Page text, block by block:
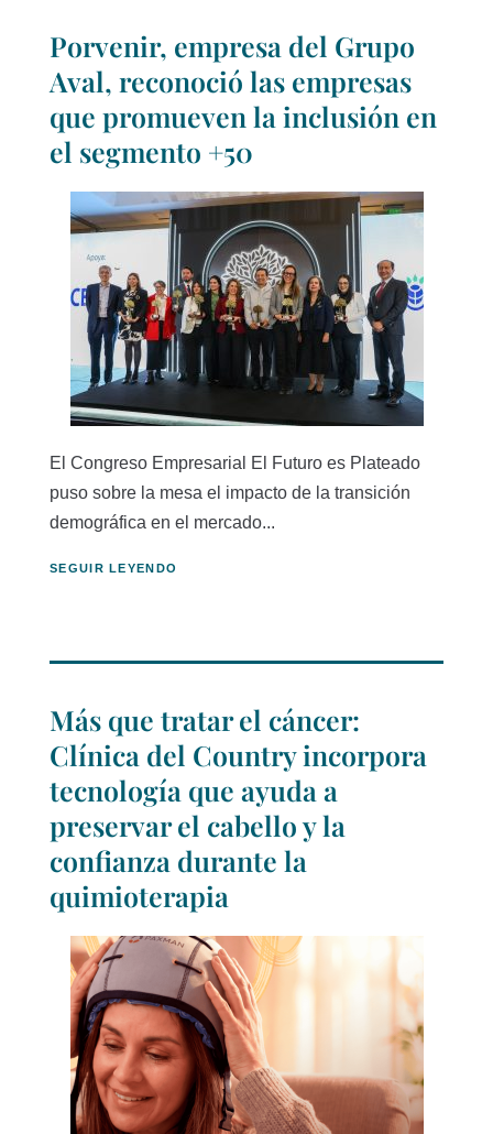
Porvenir, empresa del Grupo
Aval, reconoció las empresas
que promueven la inclusión en
el segmento +50
El Congreso Empresarial El Futuro es Plateado
puso sobre la mesa el impacto de la transición
demográfica en el mercado...
SEGUIR LEYENDO
Más que tratar el cáncer:
Clínica del Country incorpora
tecnología que ayuda a
preservar el cabello y la
confianza durante la
quimioterapia